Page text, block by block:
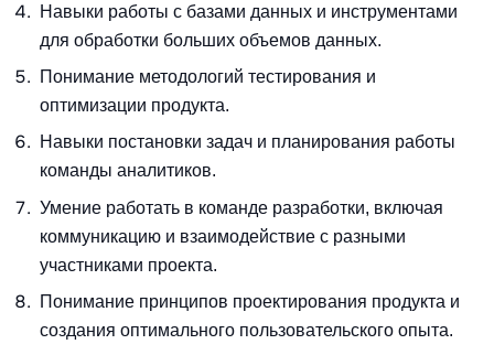
Навыки работы с базами данных и инструментами
для обработки больших объемов данных.
Понимание методологий тестирования и
оптимизации продукта.
Навыки постановки задач и планирования работы
команды аналитиков.
Умение работать в команде разработки, включая
коммуникацию и взаимодействие с разными
участниками проекта.
Понимание принципов проектирования продукта и
создания оптимального пользовательского опыта.